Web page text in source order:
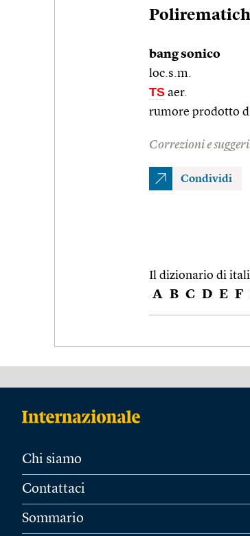
bang sonico
loc.s.m.
TS aer.
rumore prodotto
Correzioni e
Condividi
Il dizionario di
A B C D E F
Chi siamo
Contattaci
Sommario